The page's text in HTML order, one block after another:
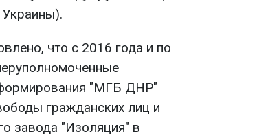
Украины).
что с 2016 года и по
"МГБ ДНР"
гражданских лиц и
завода "Изоляция" в